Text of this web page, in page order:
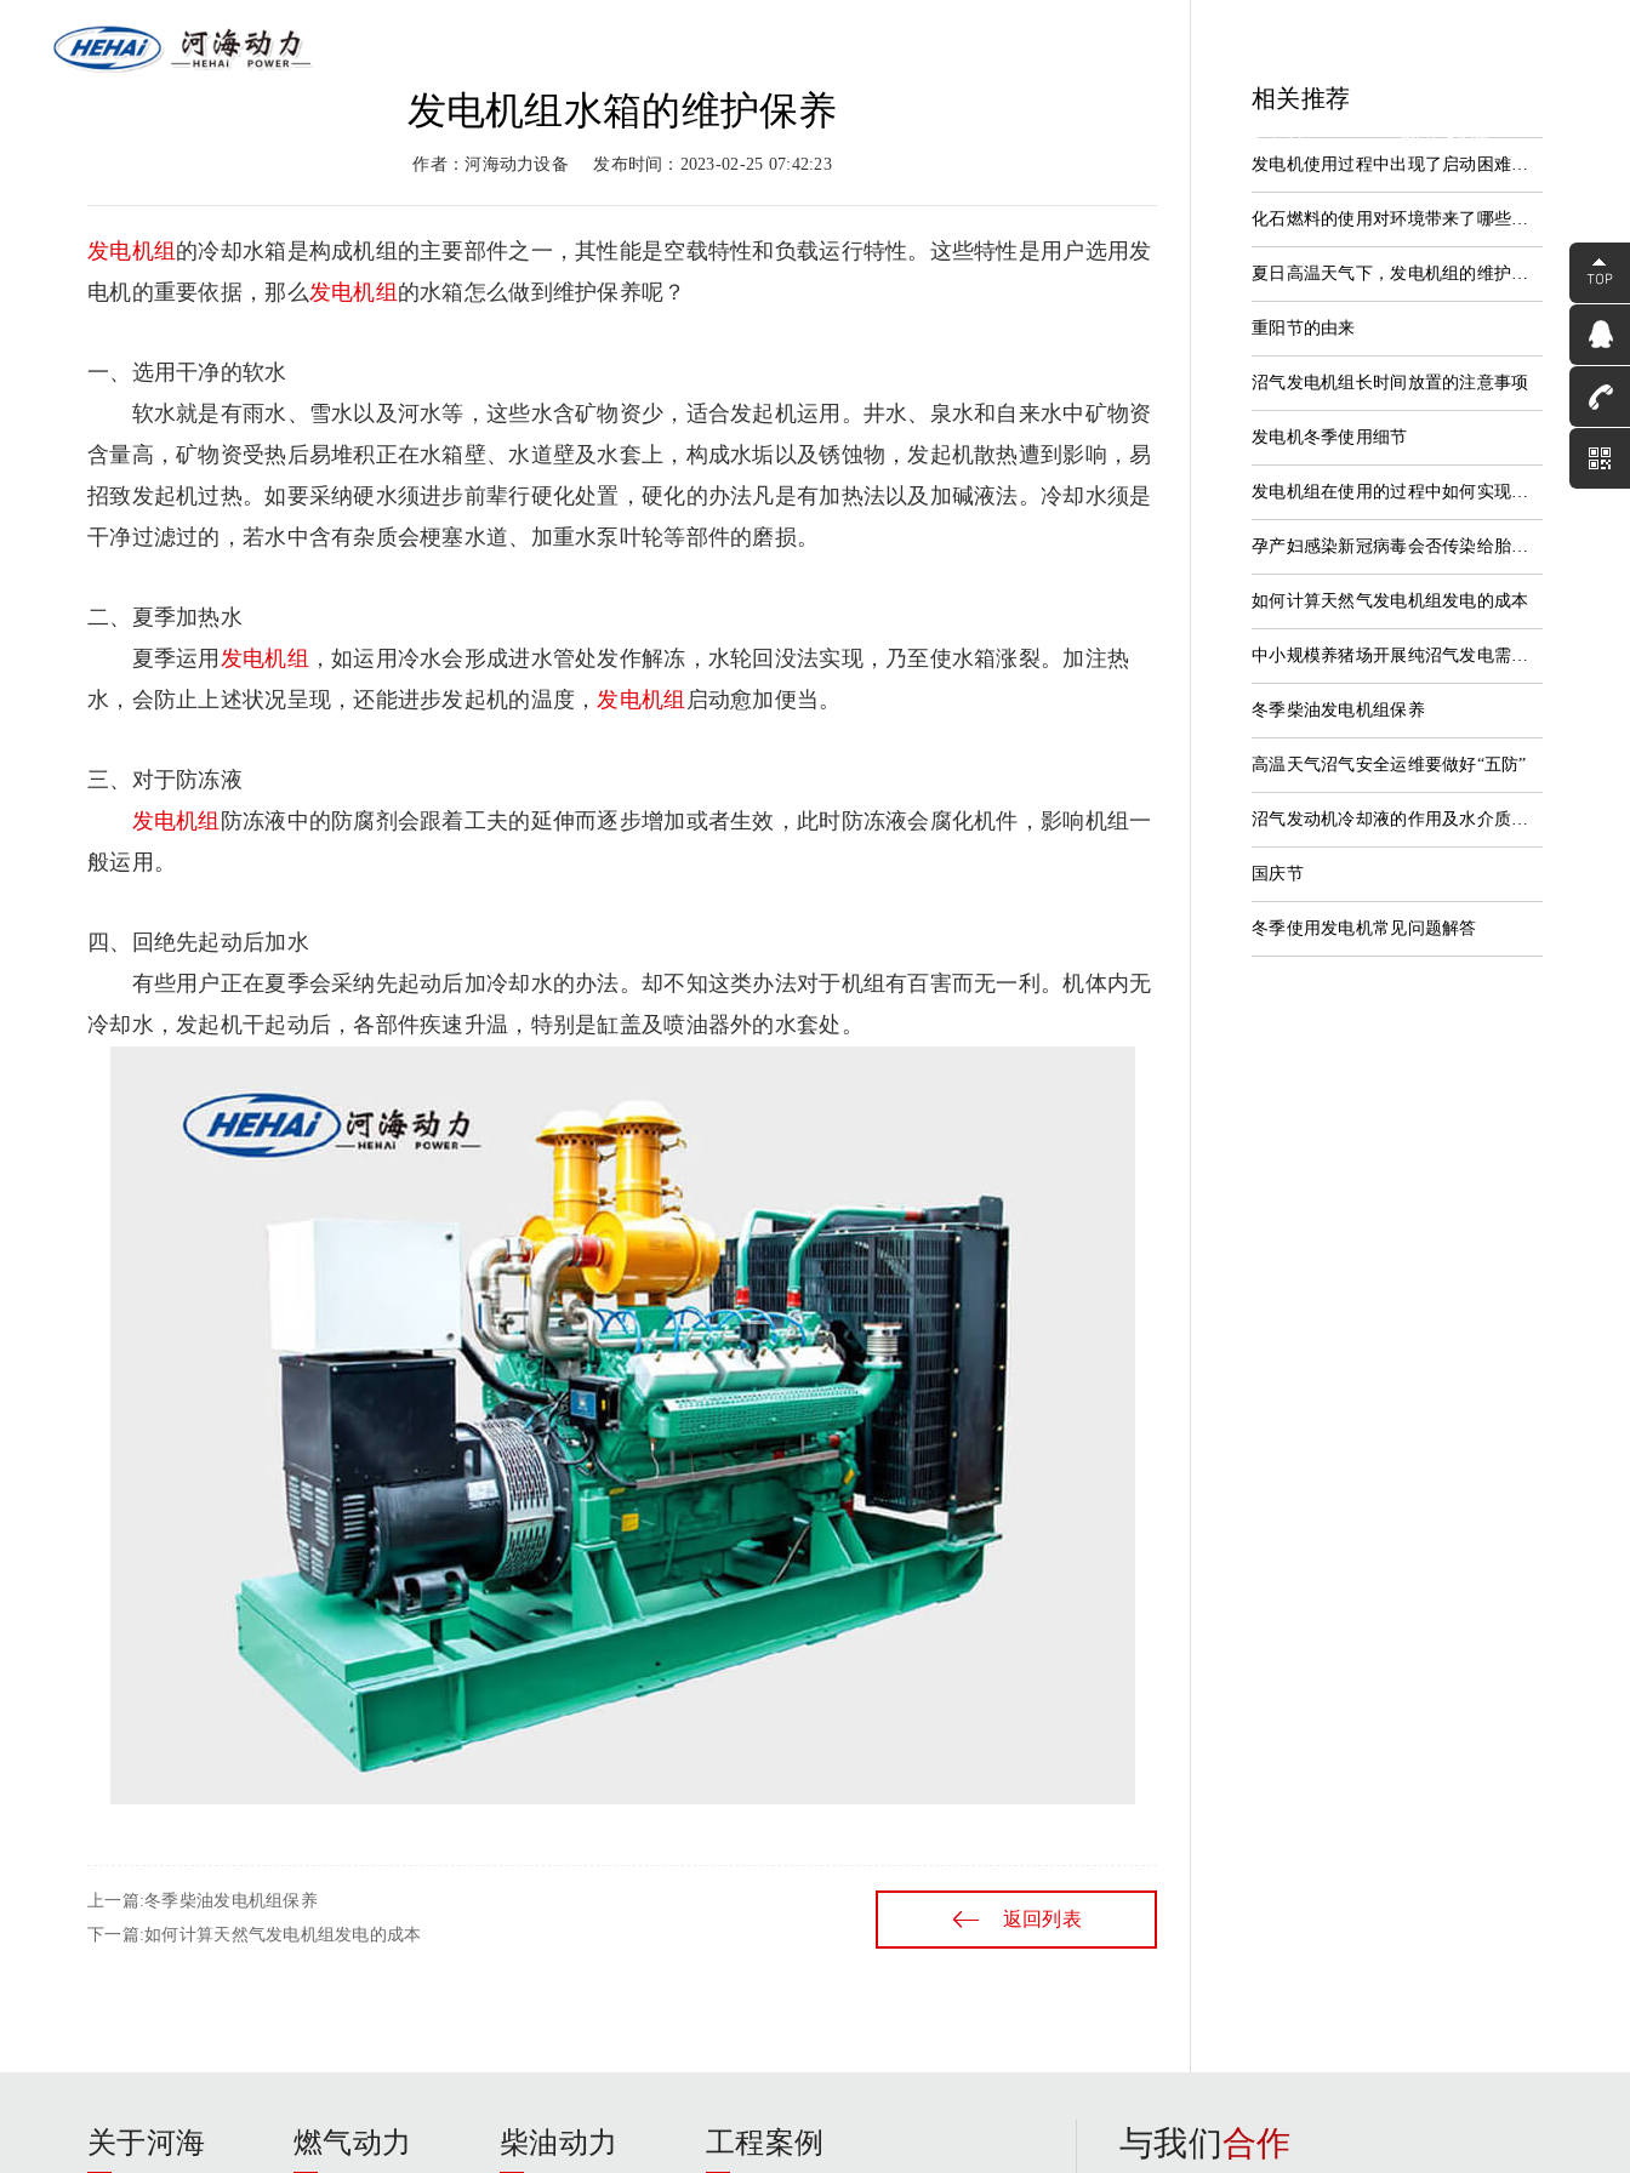
燃气系列
柴油系列
服务支持
服务中心
联系我们
联系河海
发电机组水箱的维护保养
作者：河海动力设备 发布时间：2023-02-25 07:42:23
发电机组 的冷却水箱是构成机组的主要部件之一，其性能是空载特性和负载运行特性。这些特性是用户选用发
电机的重要依据，那么发电机组 的水箱怎么做到维护保养呢？
一、选用干净的软水
软水就是有雨水、雪水以及河水等，这些水含矿物资少，适合发起机运用。井水、泉水和自来水中矿物资
含量高，矿物资受热后易堆积正在水箱壁、水道壁及水套上，构成水垢以及锈蚀物，发起机散热遭到影响，易
招致发起机过热。如要采纳硬水须进步前辈行硬化处置，硬化的办法凡是有加热法以及加碱液法。冷却水须是
干净过滤过的，若水中含有杂质会梗塞水道、加重水泵叶轮等部件的磨损。
二、夏季加热水
夏季运用 发电机组 ，如运用冷水会形成进水管处发作解冻，水轮回没法实现，乃至使水箱涨裂。加注热
水，会防止上述状况呈现，还能进步发起机的温度，发电机组 启动愈加便当。
三、对于防冻液
发电机组 防冻液中的防腐剂会跟着工夫的延伸而逐步增加或者生效，此时防冻液会腐化机件，影响机组一
般运用。
四、回绝先起动后加水
有些用户正在夏季会采纳先起动后加冷却水的办法。却不知这类办法对于机组有百害而无一利。机体内无
冷却水，发起机干起动后，各部件疾速升温，特别是缸盖及喷油器外的水套处。
上一篇:冬季柴油发电机组保养
下一篇:如何计算天然气发电机组发电的成本
返回列表
相关推荐
发电机使用过程中出现了启动困难的情况
化石燃料的使用对环境带来了哪些危害和影响
夏日高温天气下，发电机组的维护保养应该这样做
重阳节的由来
沼气发电机组长时间放置的注意事项
发电机冬季使用细节
发电机组在使用的过程中如何实现安全操作
孕产妇感染新冠病毒会否传染给胎儿？几乎不会
如何计算天然气发电机组发电的成本
中小规模养猪场开展纯沼气发电需要哪些条件？
冬季柴油发电机组保养
高温天气沼气安全运维要做好“五防”
沼气发动机冷却液的作用及水介质能否能替代发动机冷却液
国庆节
冬季使用发电机常见问题解答
关于河海 燃气动力 柴油动力 工程案例 与我们合作